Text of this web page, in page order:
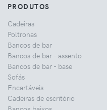
PRODUTOS
Cadeiras
Poltronas
Bancos de bar
Bancos de bar - assento
Bancos de bar - base
Sofás
Encartáveis
Cadeiras de escritório